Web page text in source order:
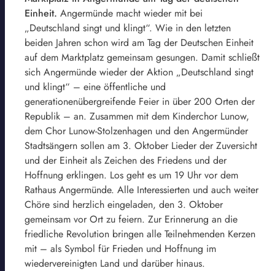
Einheit. Angermünde macht wieder mit bei
„Deutschland singt und klingt“. Wie in den letzten
beiden Jahren schon wird am Tag der Deutschen Einheit
auf dem Marktplatz gemeinsam gesungen. Damit schließt
sich Angermünde wieder der Aktion „Deutschland singt
und klingt“ – eine öffentliche und
generationenübergreifende Feier in über 200 Orten der
Republik – an. Zusammen mit dem Kinderchor Lunow,
dem Chor Lunow-Stolzenhagen und den Angermünder
Stadtsängern sollen am 3. Oktober Lieder der Zuversicht
und der Einheit als Zeichen des Friedens und der
Hoffnung erklingen. Los geht es um 19 Uhr vor dem
Rathaus Angermünde. Alle Interessierten und auch weiter
Chöre sind herzlich eingeladen, den 3. Oktober
gemeinsam vor Ort zu feiern. Zur Erinnerung an die
friedliche Revolution bringen alle Teilnehmenden Kerzen
mit – als Symbol für Frieden und Hoffnung im
wiedervereinigten Land und darüber hinaus.